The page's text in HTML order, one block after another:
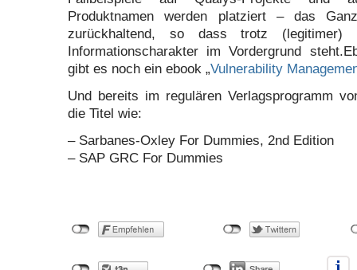
Produktnamen werden platziert – das
zurückhaltend, so dass trotz (legitimer)
Informationscharakter im Vordergrund
gibt es noch ein ebook „Vulnerability
Und bereits im regulären Verlagsprogramm
die Titel wie:
– Sarbanes-Oxley For Dummies, 2nd Edition
– SAP GRC For Dummies